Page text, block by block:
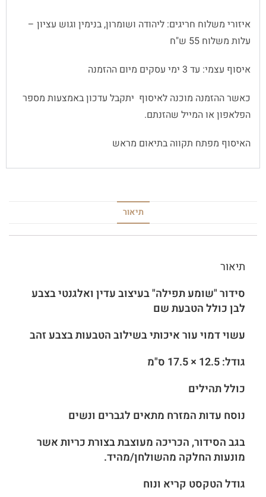
איזורי משלוח חריגים: ליהודה ושומרון, בנימין וגוש עציון –
עלות משלוח 55 ש"ח
איסוף עצמי: עד 3 ימי עסקים מיום ההזמנה
כאשר ההזמנה מוכנה לאיסוף יתקבל עדכון באמצעות מספר
הפלאפון או המייל שהזנתם.
האיסוף מפתח תקווה בתיאום מראש
תיאור
תיאור
סידור "שומע תפילה" בעיצוב עדין ואלגנטי בצבע
לבן כולל הטבעת שם
עשוי דמוי עור איכותי בשילוב הטבעות בצבע זהב
גודל: 12.5 × 17.5 ס"מ
כולל תהילים
נוסח עדות המזרח מתאים לגברים ונשים
בגב הסידור, הכריכה מעוצבת בצורת כריות אשר
מונעות החלקה מהשולחן/מהיד.
גודל הטקסט קריא ונוח